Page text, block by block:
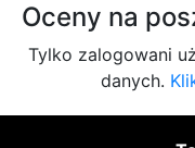
Oceny na
Tylko zalogowani
danych.